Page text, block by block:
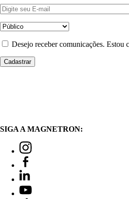
Desejo receber comunicações. Estou
SIGA A MAGNETRON: